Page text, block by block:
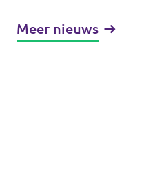
Zuid-Holland
Meer nieuws